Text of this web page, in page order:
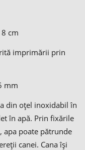
cm
imprimării prin
mm
din oțel inoxidabil în
în apă. Prin fixările
apa poate pătrunde
canei. Cana își